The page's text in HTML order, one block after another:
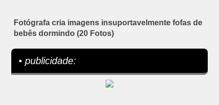
Fotógrafa cria imagens insuportavelmente fofas de
bebês dormindo (20 Fotos)
• publicidade: